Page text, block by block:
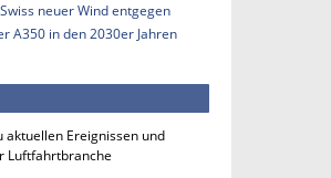
neuer Wind entgegen
A350 in den 2030er Jahren
aktuellen Ereignissen und
Luftfahrtbranche